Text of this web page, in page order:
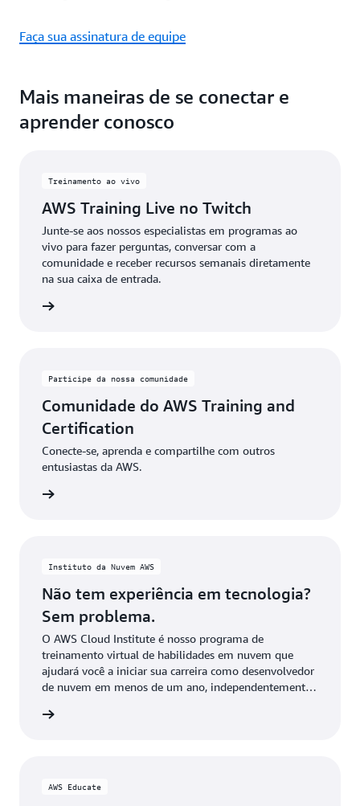
Faça sua assinatura de equipe
Mais maneiras de se conectar e
aprender conosco
Treinamento ao vivo
AWS Training Live no Twitch
Junte-se aos nossos especialistas em programas ao
vivo para fazer perguntas, conversar com a
comunidade e receber recursos semanais diretamente
na sua caixa de entrada.
Participe da nossa comunidade
Comunidade do AWS Training and
Certification
Conecte-se, aprenda e compartilhe com outros
entusiastas da AWS.
Instituto da Nuvem AWS
Não tem experiência em tecnologia?
Sem problema.
O AWS Cloud Institute é nosso programa de
treinamento virtual de habilidades em nuvem que
ajudará você a iniciar sua carreira como desenvolvedor
de nuvem em menos de um ano, independentemente
AWS Educate